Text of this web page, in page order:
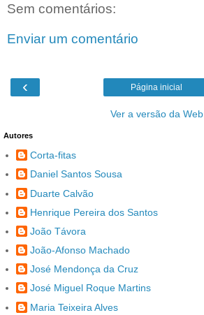
Sem comentários:
Enviar um comentário
‹ Página inicial
Ver a versão da Web
Autores
Corta-fitas
Daniel Santos Sousa
Duarte Calvão
Henrique Pereira dos Santos
João Távora
João-Afonso Machado
José Mendonça da Cruz
José Miguel Roque Martins
Maria Teixeira Alves